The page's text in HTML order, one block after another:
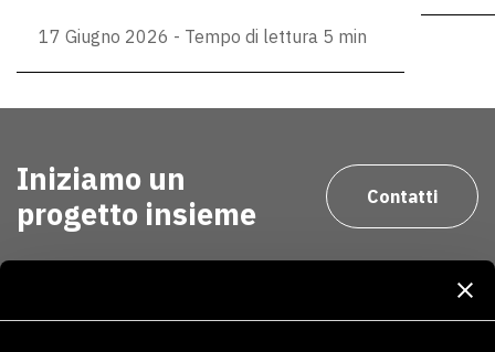
17 Giugno 2026 - Tempo di lettura 5 min
Iniziamo un
progetto insieme
Contatti